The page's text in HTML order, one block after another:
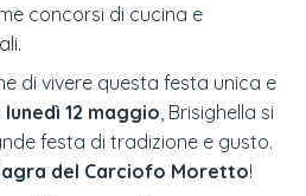
concorsi di cucina e
di vivere questa festa unica e
12 maggio , Brisighella si
festa di tradizione e gusto.
del Carciofo Moretto!